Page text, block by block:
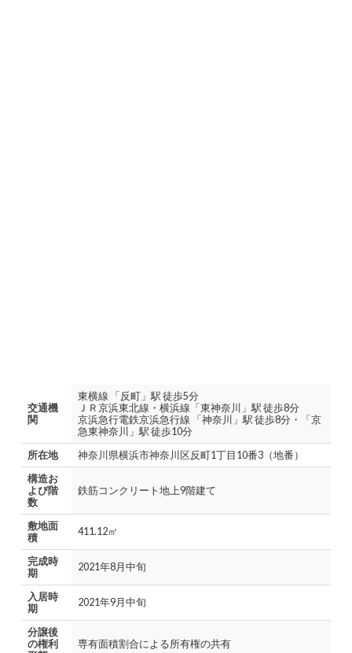
交通機
関
東横線 「反町」駅 徒歩5分
ＪＲ京浜東北線・横浜線「東神奈川」駅 徒歩8分
京浜急行電鉄京浜急行線 「神奈川」駅 徒歩8分・「京
急東神奈川」駅 徒歩10分
所在地
神奈川県横浜市神奈川区反町1丁目10番3（地番）
構造お
よび階
数
鉄筋コンクリート地上9階建て
敷地面
積
411.12㎡
完成時
期
2021年8月中旬
入居時
期
2021年9月中旬
分譲後
の権利
専有面積割合による所有権の共有